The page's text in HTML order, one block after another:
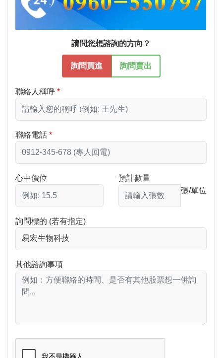
請問您想諮詢的方向？
詢問買進 詢問賣出
聯絡人稱呼
聯絡電話
心中價位
預計數量
張/單位
詢問標的 (若有指定)
其他諮詢事項